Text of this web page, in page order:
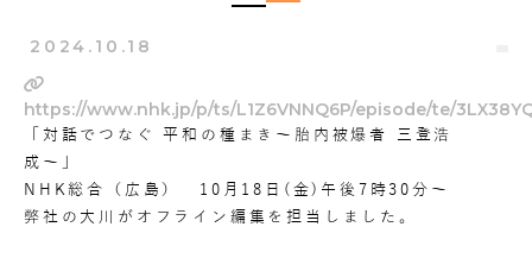
2024.10.18
https://www.nhk.jp/p/ts/L1Z6VNNQ6P/episode/te/
「対話でつなぐ 平和の種まき〜胎内被爆者 三登浩
成〜」
NHK総合（広島） 10月18日(金)午後7時30分〜
弊社の大川がオフライン編集を担当しました。